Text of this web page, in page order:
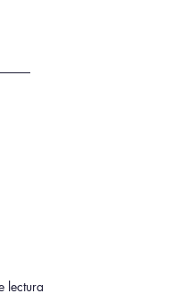
lectura